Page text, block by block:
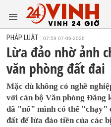
PHÁP LUẬT 07:59 07-06-2026
Lừa đảo nhờ ảnh
văn phòng đất đai
Mặc dù không có nghề
với cán bộ Văn phòng Đăng
đã "nổ" mình có thể "chạy"
đất để lừa đảo tiền của các